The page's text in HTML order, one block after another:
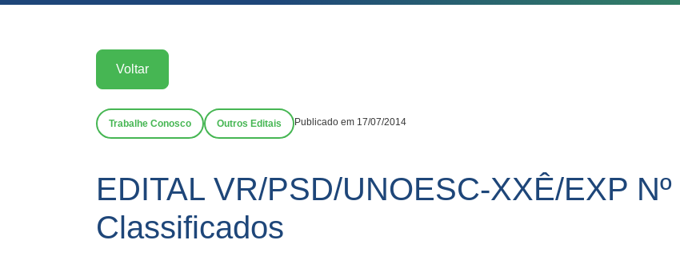
Voltar
Trabalhe Conosco Outros Editais Publicado em 17/07/2014
EDITAL VR/PSD/UNOESC-XXÊ/EXP
Classificados